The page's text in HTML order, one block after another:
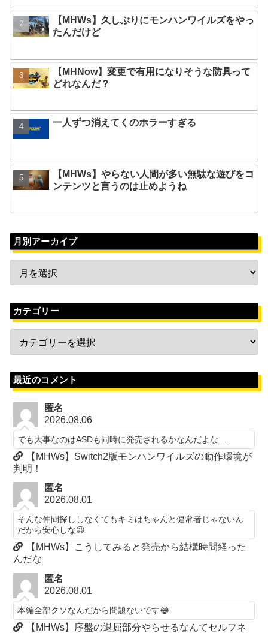
【MHWs】久しぶりにモンハンワイルズをやっ
たんだけど
【MHNow】変更で有用になりそうな防具って
どれなんだ？
一人ずつ消えてくのホラーすぎる
【MHWs】やらない人間が多い無駄な遊びをコ
ンテンツと言うのは止めようね
月別アーカイブ
カテゴリー
最近のコメント
匿名
2026.08.06
でも大事なのはASDも同時に発売されるかなんだよな…
【MHWs】Switch2版モンハンワイルズの動作環境が
判明！
匿名
2026.08.01
そんな仲間探ししなくてもキミはちゃんと健常者じゃないん
だから安心しな😉
【MHWs】こうしてみると発売から結構時間経った
んだな
匿名
2026.08.01
本編全部クソなんだから問題ないです😂
【MHWs】序盤の退屈部分やらせるなんてセルフネ